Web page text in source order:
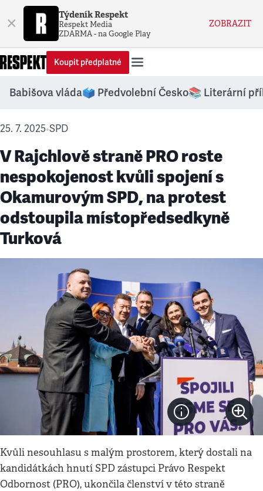
× Týdeník Respekt
Respekt Media
ZDARMA - na Google Play
ZOBRAZIT
Koupit předplatné
Babišova vláda🗳️ Předvolební Česko📚 Literární
25. 7. 2025•SPD
V Rajchlově straně PRO roste
nespokojenost kvůli spojení s
Okamurovým SPD, na protest
odstoupila místopředsedkyně
Turková
Kvůli nesouhlasu s malým prostorem, který dostali na
kandidátkách hnutí SPD zástupci Právo Respekt
Odbornost (PRO), ukončila členství v této straně